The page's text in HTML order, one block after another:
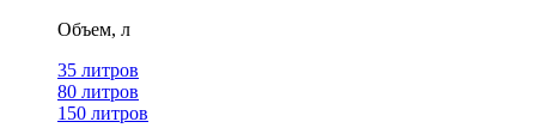
Объем, л
35 литров
80 литров
150 литров